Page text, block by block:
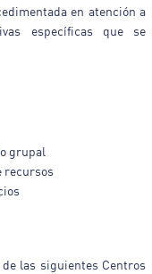
en atención a
específicas que se
grupal
recursos
las siguientes Centros